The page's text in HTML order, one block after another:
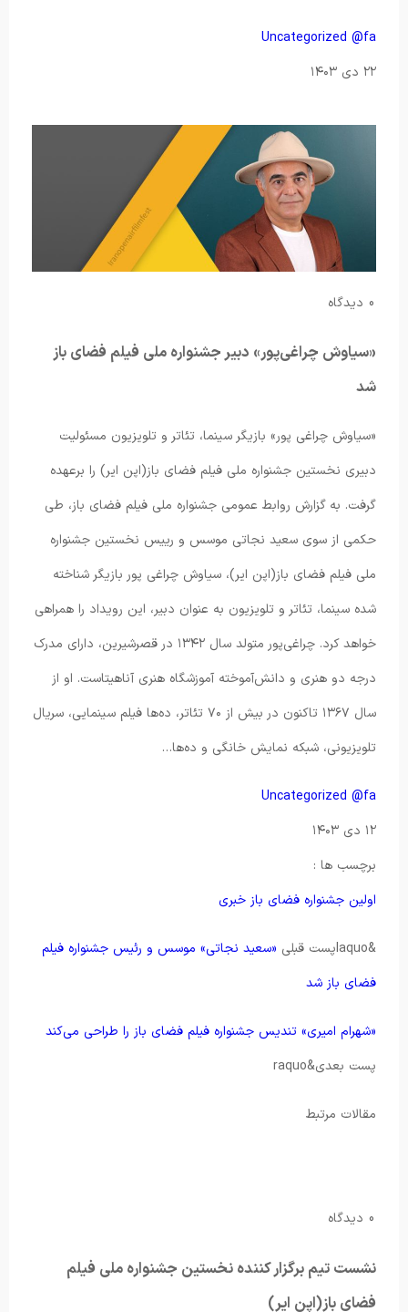
Uncategorized @fa
۲۲ دی ۱۴۰۳
0 دیدگاه
«سیاوش چراغی‌پور» دبیر جشنواره ملی فیلم فضای باز
شد
«سیاوش چراغی پور» بازیگر سینما، تئاتر و تلویزیون مسئولیت
دبیری نخستین جشنواره ملی فیلم فضای باز(اپن ایر) را برعهده
گرفت. به گزارش روابط عمومی جشنواره ملی فیلم فضای باز، طی
حکمی از سوی سعید نجاتی موسس و رییس نخستین جشنواره
ملی فیلم فضای باز(اپن ایر)، سیاوش چراغی پور بازیگر شناخته
شده سینما، تئاتر و تلویزیون به عنوان دبیر، این رویداد را همراهی
خواهد کرد. چراغی‌پور متولد سال ۱۳۴۲ در قصرشیرین، دارای مدرک
درجه دو هنری و دانش‌آموخته آموزشگاه هنری آناهیتاست. او از
سال ۱۳۶۷ تاکنون در بیش از ۷۰ تئاتر، ده‌ها فیلم سینمایی، سریال
تلویزیونی، شبکه نمایش خانگی و ده‌ها…
Uncategorized @fa
۱۲ دی ۱۴۰۳
برچسب ها :
اولین جشنواره فضای باز خبری
&laquoپست قبلی
«سعید نجاتی» موسس و رئیس جشنواره فیلم
فضای باز شد
«شهرام امیری» تندیس جشنواره فیلم فضای باز را طراحی می‌کند
پست بعدی&raquo
مقالات مرتبط
0 دیدگاه
نشست تیم برگزار کننده نخستین جشنواره ملی فیلم
فضای باز(اپن ایر)